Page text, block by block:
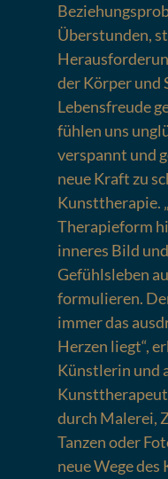
Überstunden,
der Körper und
Lebensfreude
fühlen uns
verspannt und
neue Kraft zu
Kunsttherapie.
Therapieform
inneres Bild
Gefühlsleben
formulieren.
immer das
Herzen liegt“,
Künstlerin und
durch Malerei,
Tanzen oder
neue Wege des